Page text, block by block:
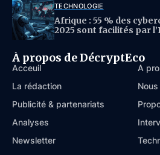
TECHNOLOGIE
Afrique : 55 % des
2025 sont facilités par
À propos de DécryptEco
Acceuil
À
La rédaction
Publicité & partenariats
Analyses
Newsletter